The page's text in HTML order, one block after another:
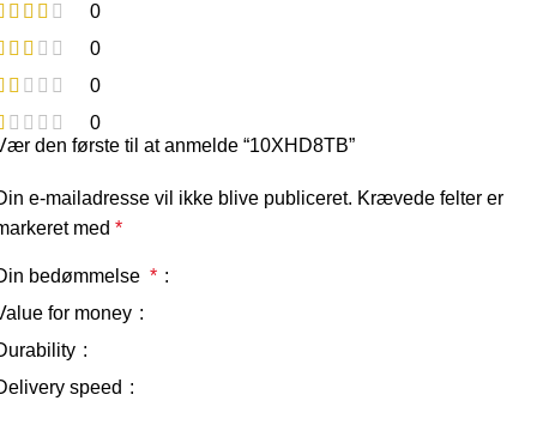
0
0
0
0
den første til at anmelde “10XHD8TB”
e-mailadresse vil ikke blive publiceret. Krævede felter er
med *
bedømmelse *
for money
speed